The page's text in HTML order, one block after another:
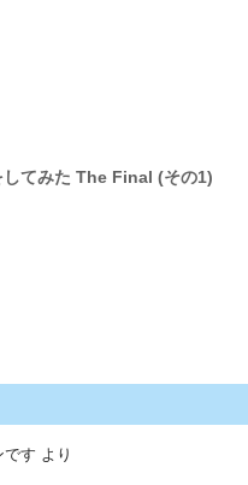
してみた The Final (その1)
です より